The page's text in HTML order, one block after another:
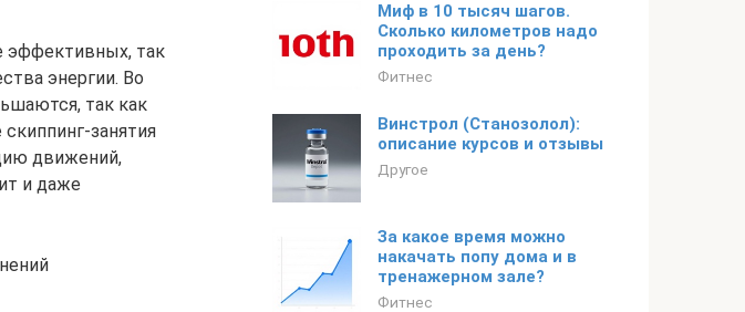
эффективных, так
энергии. Во
так как
занятия
движений,
и даже
Миф в 10 тысяч шагов.
Cколько километров надо
проходить за день?
Фитнес
Винстрол (Станозолол):
описание курсов и отзывы
Другое
За какое время можно
накачать попу дома и в
тренажерном зале?
Фитнес